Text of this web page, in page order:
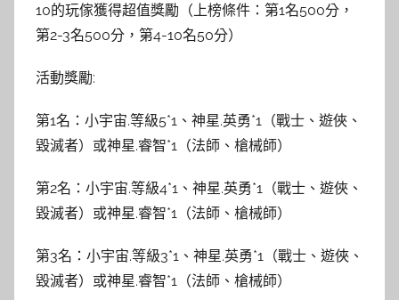
10的玩傢獲得超值獎勵（上榜條件：第1名500分，
第2-3名500分，第4-10名50分）
活動獎勵:
第1名：小宇宙.等級5*1、神星.英勇*1（戰士、遊俠、
毀滅者）或神星.睿智*1（法師、槍械師）
第2名：小宇宙.等級4*1、神星.英勇*1（戰士、遊俠、
毀滅者）或神星.睿智*1（法師、槍械師）
第3名：小宇宙.等級3*1、神星.英勇*1（戰士、遊俠、
毀滅者）或神星.睿智*1（法師、槍械師）